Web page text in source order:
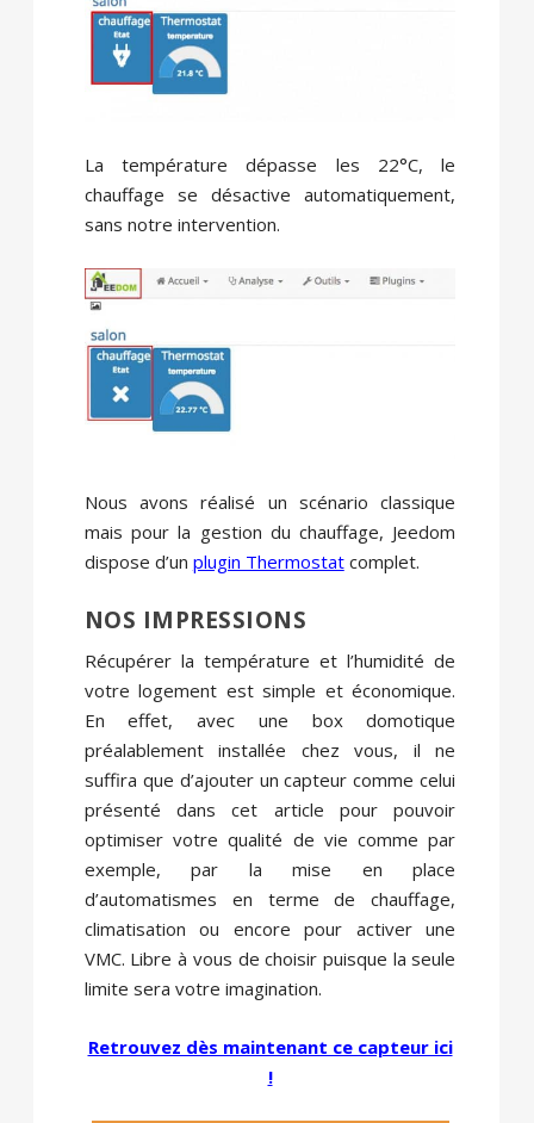
La température dépasse les 22°C, le
chauffage se désactive automatiquement,
sans notre intervention.
Nous avons réalisé un scénario classique
mais pour la gestion du chauffage, Jeedom
dispose d’un plugin Thermostatcomplet.
NOS IMPRESSIONS
Récupérer la température et l’humidité de
votre logement est simple et économique.
En effet, avec une box domotique
préalablement installée chez vous, il ne
suffira que d’ajouter un capteur comme celui
présenté dans cet article pour pouvoir
optimiser votre qualité de vie comme par
exemple, par la mise en place
d’automatismes en terme de chauffage,
climatisation ou encore pour activer une
VMC. Libre à vous de choisir puisque la seule
limite sera votre imagination.
Retrouvez dès maintenant ce capteur ici
!